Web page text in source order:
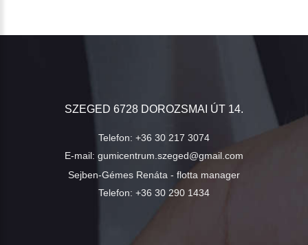
SZEGED 6728 DOROZSMAI ÚT 14.
Telefon: +36 30 217 3074
E-mail: gumicentrum.szeged@gmail.com
Sejben-Gémes Renáta - flotta manager
Telefon: +36 30 290 1434